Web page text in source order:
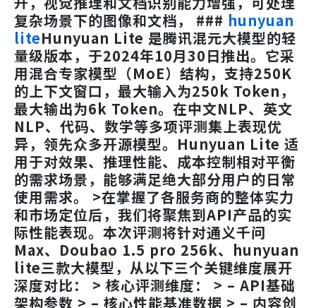
复杂场景下的图像和文档， ### hunyuan
liteHunyuan Lite 是腾讯混元大模型的轻
量级版本，于2024年10月30日推出。它采
用混合专家模型（MoE）结构，支持250K
的上下文窗口，最大输入为250k Token，
最大输出为6k Token。在中文NLP、英文
NLP、代码、数学等多项评测集上表现优
异，领先众多开源模型。Hunyuan Lite 适
用于对效果、推理性能、成本控制相对平衡
的需求场景，能够满足绝大部分用户的日常
使用需求。 >在掌握了各服务商的整体实力
和市场定位后，我们将聚焦到API产品的实
际性能表现。本次评测将针对通义千问
Max、Doubao 1.5 pro 256k、hunyuan
lite三款大模型，从以下三个关键维度展开
深度对比： > 核心评测维度： > – API基础
架构参数 > – 核心性能基准数据 > – 内容创